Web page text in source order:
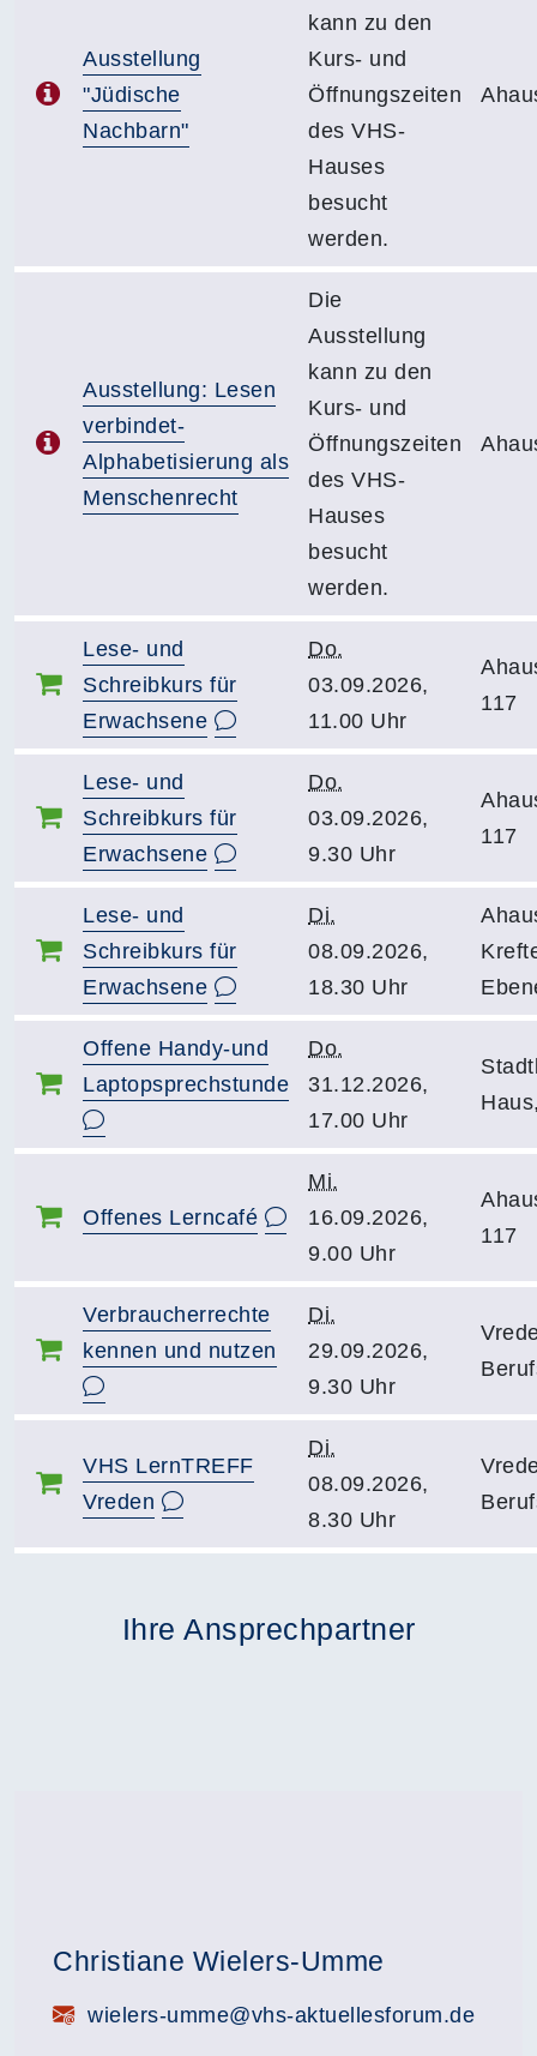
Ausstellung
"Jüdische
Nachbarn"
kann zu den
Kurs- und
Öffnungszeiten
des VHS-
Hauses
besucht
werden.
Ausstellung: Lesen
verbindet-
Alphabetisierung als
Menschenrecht
Die
Ausstellung
kann zu den
Kurs- und
Öffnungszeiten
des VHS-
Hauses
besucht
werden.
Lese- und
Schreibkurs für
Erwachsene
Do.
03.09.2026,
11.00 Uhr
117
Lese- und
Schreibkurs für
Erwachsene
Do.
03.09.2026,
9.30 Uhr
117
Lese- und
Schreibkurs für
Erwachsene
Di.
08.09.2026,
18.30 Uhr
Offene Handy-und
Laptopsprechstunde
Do.
31.12.2026,
17.00 Uhr
Offenes Lerncafé
Mi.
16.09.2026,
9.00 Uhr
117
Verbraucherrechte
kennen und nutzen
Di.
29.09.2026,
9.30 Uhr
VHS LernTREFF
Vreden
Di.
08.09.2026,
8.30 Uhr
Ihre Ansprechpartner
Christiane Wielers-Umme
E-Mail:wielers-umme@vhs-aktuellesforum.de